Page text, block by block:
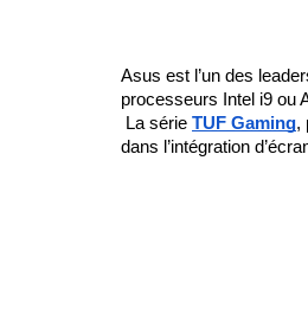
Asus est l’un des
processeurs Intel i9 ou
La série TUF Gaming,
dans l’intégration